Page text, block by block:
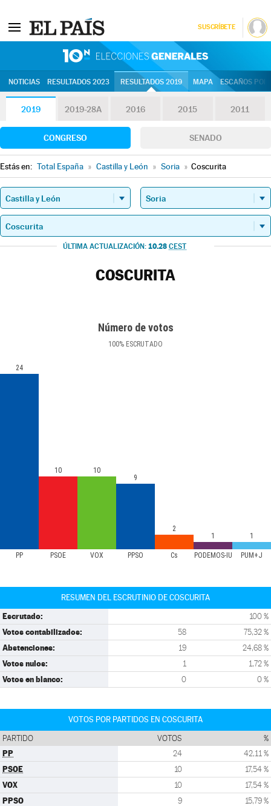
SUSCRÍBETE
NOTICIAS RESULTADOS 2023 RESULTADOS 2019 MAPA ESCAÑOS
2019 2019-28A 2016 2015 2011
CONGRESO SENADO
Estás en: Total España » Castilla y León » Soria » Coscurita
ÚLTIMA ACTUALIZACIÓN: 10.28 CEST
COSCURITA
Número de votos
100% ESCRUTADO
PP PSOE VOX PPSO Cs PODEMOS-IU PUM+J
24
10
10
9
2
1
1
RESUMEN DEL ESCRUTINIO DE COSCURITA
Escrutado: 100 %
Votos contabilizados: 58 75,32 %
Abstenciones: 19 24,68 %
Votos nulos: 1 1,72 %
Votos en blanco: 0 0 %
VOTOS POR PARTIDOS EN COSCURITA
PARTIDO VOTOS %
PP 24 42,11 %
PSOE 10 17,54 %
VOX 10 17,54 %
PPSO 9 15,79 %